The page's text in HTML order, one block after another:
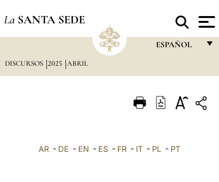
La SANTA SEDE
ESPAÑOL
ITALIANO
DISCURSOS 2025 ABRIL
AR - DE - EN - ES - FR - IT - PL - PT